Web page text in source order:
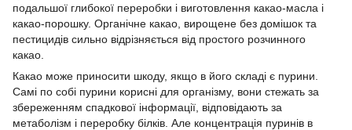
подальшої глибокої переробки і виготовлення какао-масла і
какао-порошку. Органічне какао, вирощене без домішок та
пестицидів сильно відрізняється від простого розчинного
какао.
Какао може приносити шкоду, якщо в його складі є пурини.
Самі по собі пурини корисні для організму, вони стежать за
збереженням спадкової інформації, відповідають за
метаболізм і переробку білків. Але концентрація пуринів в